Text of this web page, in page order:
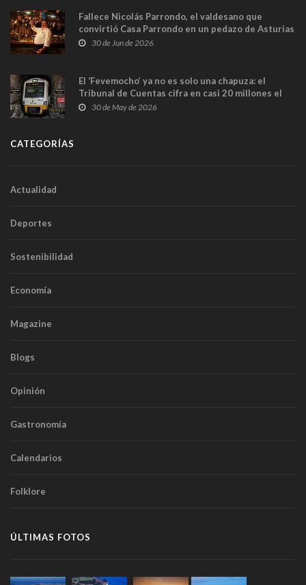
Fallece Nicolás Parrondo, el valdesano que
convirtió Casa Parrondo en un pedazo de Asturias
en Madrid
30 de Jun de 2026
El ‘Fevemocho’ ya no es solo una chapuza: el
Tribunal de Cuentas cifra en casi 20 millones el
sobrecoste de los trenes que no cabían por los
30 de May de 2026
CATEGORÍAS
Actualidad
Deportes
Sostenibilidad
Economía
Magazine
Blogs
Opinión
Gastronomía
Calendarios
Folklore
ÚLTIMAS FOTOS